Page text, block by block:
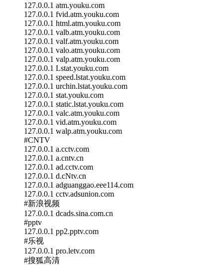
127.0.0.1 atm.youku.com
127.0.0.1 fvid.atm.youku.com
127.0.0.1 html.atm.youku.com
127.0.0.1 valb.atm.youku.com
127.0.0.1 valf.atm.youku.com
127.0.0.1 valo.atm.youku.com
127.0.0.1 valp.atm.youku.com
127.0.0.1 Lstat.youku.com
127.0.0.1 speed.lstat.youku.com
127.0.0.1 urchin.lstat.youku.com
127.0.0.1 stat.youku.com
127.0.0.1 static.lstat.youku.com
127.0.0.1 valc.atm.youku.com
127.0.0.1 vid.atm.youku.com
127.0.0.1 walp.atm.youku.com
#CNTV
127.0.0.1 a.cctv.com
127.0.0.1 a.cntv.cn
127.0.0.1 ad.cctv.com
127.0.0.1 d.cNtv.cn
127.0.0.1 adguanggao.eee114.com
127.0.0.1 cctv.adsunion.com
#新浪视频
127.0.0.1 dcads.sina.com.cn
#pptv
127.0.0.1 pp2.pptv.com
#乐视
127.0.0.1 pro.letv.com
#搜狐高清